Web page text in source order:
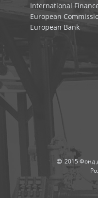
International
European
European Bank
2015 Фонд